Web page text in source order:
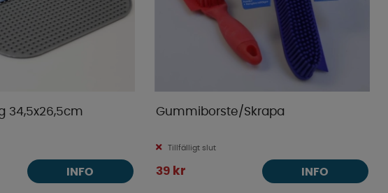
34,5x26,5cm
INFO
Gummiborste/Skrapa
Tillfälligt slut
39 kr INFO